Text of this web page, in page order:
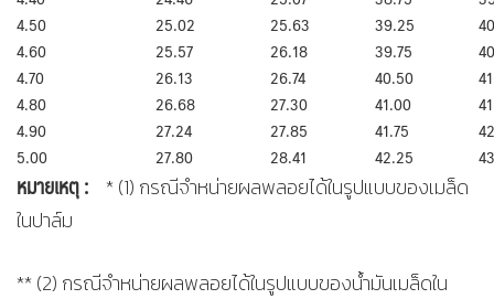
4.50
25.02 25.63 39.25
4.60
25.57 26.18 39.75
4.70
26.13 26.74 40.50
4.80
26.68 27.30 41.00
4.90
27.24 27.85 41.75
5.00
27.80 28.41 42.25
หมายเหตุ: * (1) กรณีจำหน่ายผลพลอยได้ในรูปแบบของเมล็ด
ในปาล์ม
** (2) กรณีจำหน่ายผลพลอยได้ในรูปแบบของน้ำมันเมล็ดใน